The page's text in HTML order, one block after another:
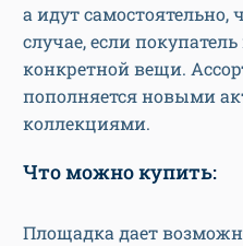
а идут самостоятельно,
случае, если
конкретной вещи.
пополняется новыми
коллекциями.
Что можно купить:
Площадка дает